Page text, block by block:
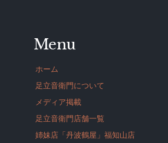
Menu
ホーム
足立音衛門について
メディア掲載
足立音衛門店舗一覧
姉妹店「丹波鶴屋」福知山店